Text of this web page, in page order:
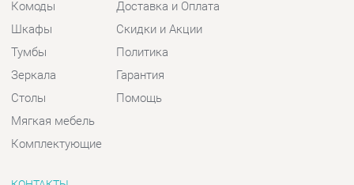
КОНТАКТЫ
Шоурум и склад самовывоза
Адрес: г. Екатеринбург, пер.
Базовый, 47
Телефон: +7 (903) 000-00-00